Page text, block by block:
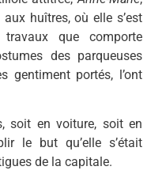
huîtres, où elle s’est
que comporte
des parqueuses
gentiment portés, l’ont
soit en voiture, soit en
le but qu’elle s’était
de la capitale.